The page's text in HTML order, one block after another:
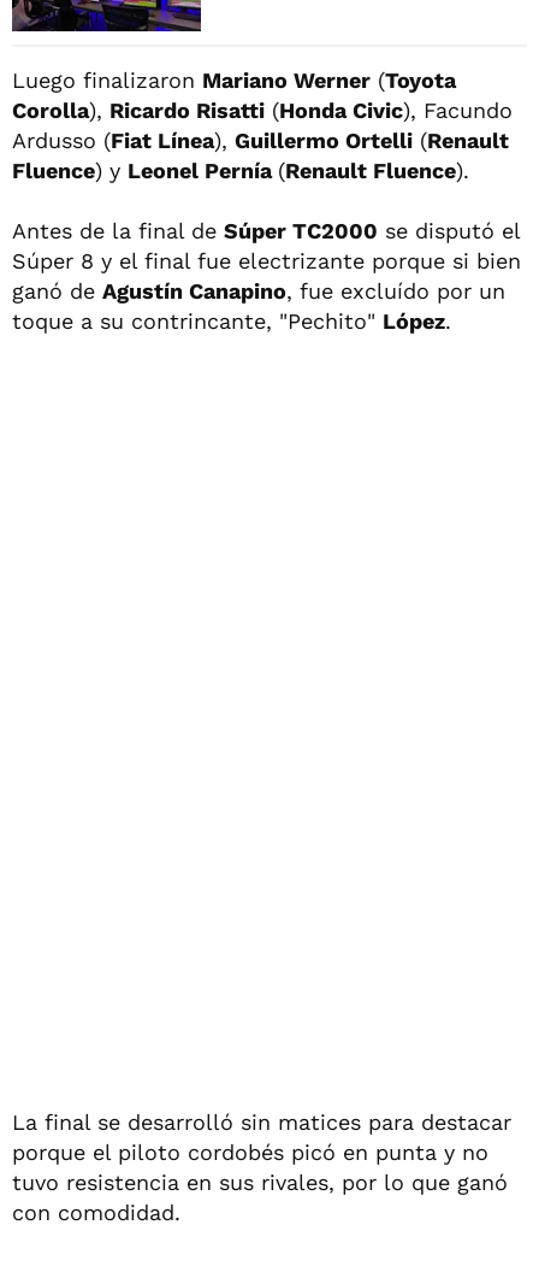
Luego finalizaron Mariano Werner (Toyota
Corolla), Ricardo Risatti (Honda Civic), Facundo
Ardusso (Fiat Línea), Guillermo Ortelli (Renault
Fluence) y Leonel Pernía (Renault Fluence).
Antes de la final de Súper TC2000 se disputó el
Súper 8 y el final fue electrizante porque si bien
ganó de Agustín Canapino, fue excluído por un
toque a su contrincante, "Pechito" López.
La final se desarrolló sin matices para destacar
porque el piloto cordobés picó en punta y no
tuvo resistencia en sus rivales, por lo que ganó
con comodidad.